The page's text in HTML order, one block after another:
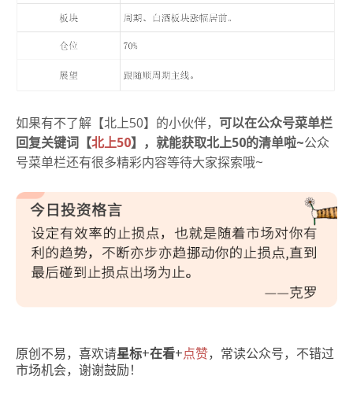
如果有不了解【北上50】的小伙伴， 可以在公众号菜单栏
回复关键词【北上50】，就能获取北上50的清单啦~公众
号菜单栏还有很多精彩内容等待大家探索哦~
原创不易，喜欢请星标+在看+点赞，常读公众号，不错过
市场机会，谢谢鼓励！